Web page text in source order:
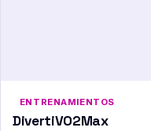
ENTRENAMIENTOS
DivertiVO2Max